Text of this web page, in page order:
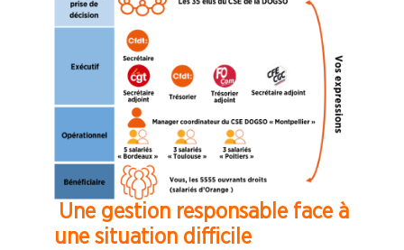
Une gestion responsable face à
une situation difficile